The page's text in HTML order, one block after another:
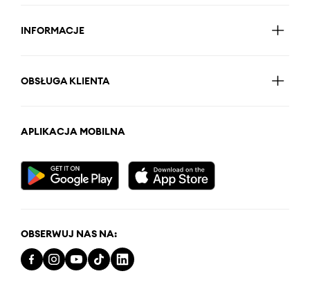
INFORMACJE
OBSŁUGA KLIENTA
APLIKACJA MOBILNA
OBSERWUJ NAS NA: